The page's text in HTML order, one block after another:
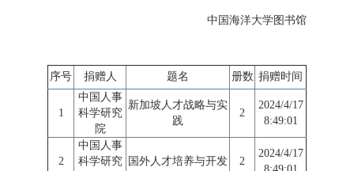
中国海洋大学图书馆
序号 捐赠人 题名 册数 捐赠时间
1
中国人事
科学研究
院
新加坡人才战略与实
践
2
2024/4/17
8:49:01
2
中国人事
科学研究
国外人才培养与开发 2
2024/4/17